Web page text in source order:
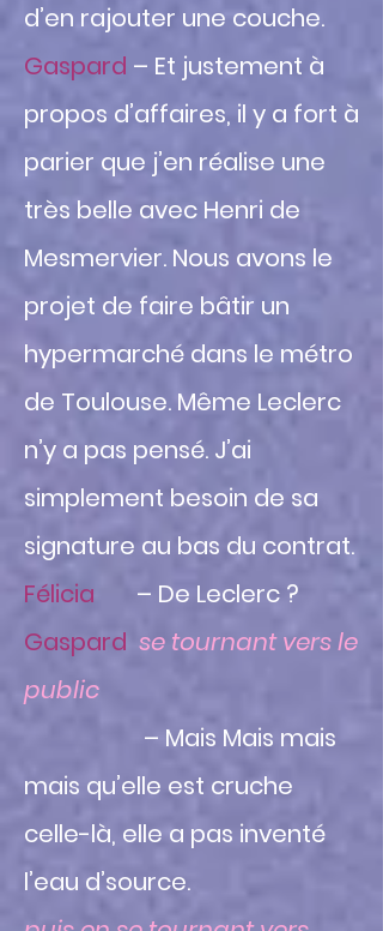
d’en rajouter une couche.
Gaspard – Et justement à
propos d’affaires, il y a fort à
parier que j’en réalise une
très belle avec Henri de
Mesmervier. Nous avons le
projet de faire bâtir un
hypermarché dans le métro
de Toulouse. Même Leclerc
n’y a pas pensé. J’ai
simplement besoin de sa
signature au bas du contrat.
Félicia – De Leclerc ?
Gaspard se tournant vers le
public
– Mais Mais mais
mais qu’elle est cruche
celle-là, elle a pas inventé
l’eau d’source.